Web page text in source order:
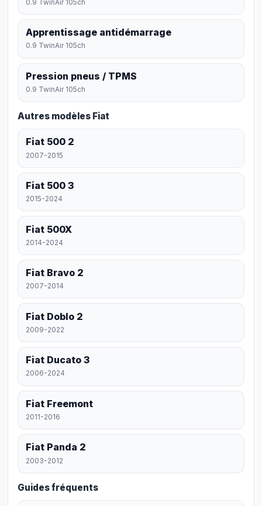
0.9 TwinAir 105ch
Apprentissage antidémarrage
0.9 TwinAir 105ch
Pression pneus / TPMS
0.9 TwinAir 105ch
Autres modèles Fiat
Fiat 500 2
2007-2015
Fiat 500 3
2015-2024
Fiat 500X
2014-2024
Fiat Bravo 2
2007-2014
Fiat Doblo 2
2009-2022
Fiat Ducato 3
2006-2024
Fiat Freemont
2011-2016
Fiat Panda 2
2003-2012
Guides fréquents